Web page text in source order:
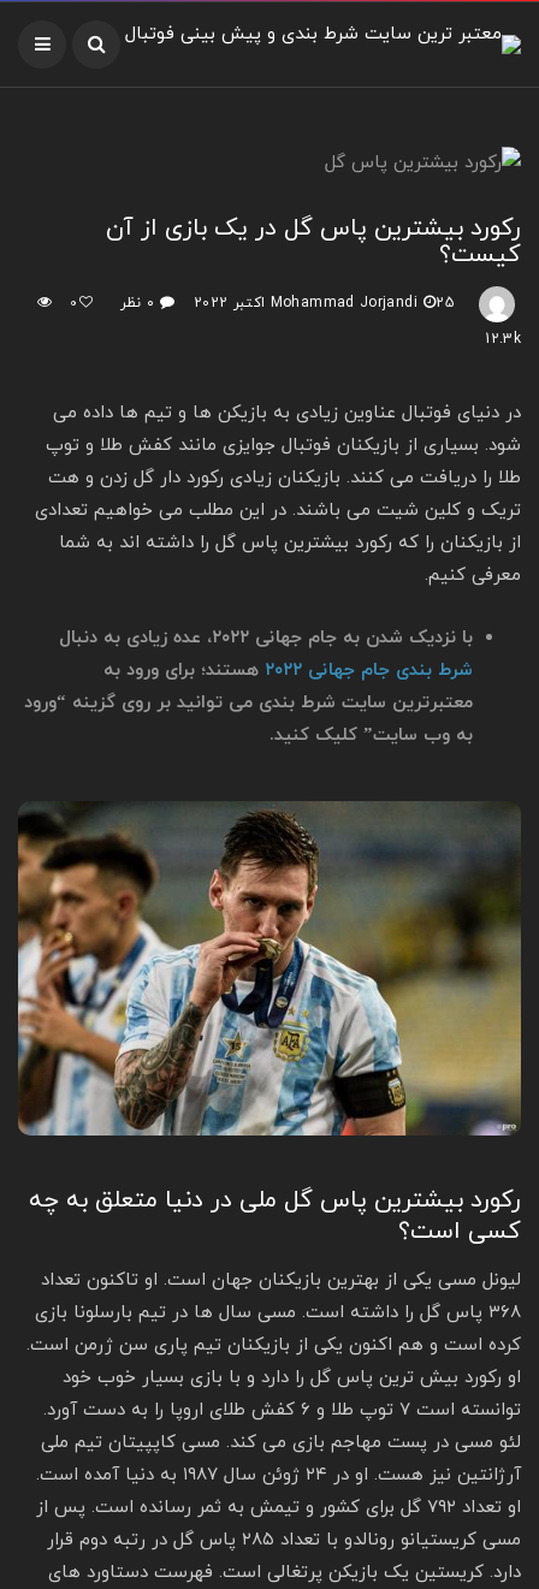
رکورد بیشترین پاس گل در یک بازی از آن
کیست؟
Mohammad Jorjandi 25 اکتبر 2022 ۰ نظر
0
12.3k
در دنیای فوتبال عناوین زیادی به بازیکن ها و تیم ها داده می
شود. بسیاری از بازیکنان فوتبال جوایزی مانند کفش طلا و توپ
طلا را دریافت می کنند. بازیکنان زیادی رکورد دار گل زدن و هت
تریک و کلین شیت می باشند. در این مطلب می خواهیم تعدادی
از بازیکنان را که رکورد بیشترین پاس گل را داشته اند به شما
معرفی کنیم.
با نزدیک شدن به جام جهانی ۲۰۲۲، عده زیادی به دنبال
شرط بندی جام جهانی ۲۰۲۲
هستند؛ برای ورود به
معتبرترین سایت شرط بندی می توانید بر روی گزینه “ورود
به وب سایت” کلیک کنید.
رکورد بیشترین پاس گل ملی در دنیا متعلق به چه
کسی است؟
لیونل مسی یکی از بهترین بازیکنان جهان است. او تاکنون تعداد
۳۶۸ پاس گل را داشته است. مسی سال ها در تیم بارسلونا بازی
کرده است و هم اکنون یکی از بازیکنان تیم پاری سن ژرمن است.
او رکورد بیش ترین پاس گل را دارد و با بازی بسیار خوب خود
توانسته است ۷ توپ طلا و ۶ کفش طلای اروپا را به دست آورد.
لئو مسی در پست مهاجم بازی می کند. مسی کاپپیتان تیم ملی
آرژانتین نیز هست. او در ۲۴ ژوئن سال ۱۹۸۷ به دنیا آمده است.
او تعداد ۷۹۲ گل برای کشور و تیمش به ثمر رسانده است. پس از
مسی کریستیانو رونالدو با تعداد ۲۸۵ پاس گل در رتبه دوم قرار
دارد. کریستین یک بازیکن پرتغالی است. فهرست دستاورد های